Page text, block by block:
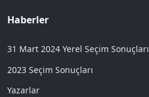
Haberler
31 Mart 2024 Yerel Seçim Sonuçları
2023 Seçim Sonuçları
Yazarlar